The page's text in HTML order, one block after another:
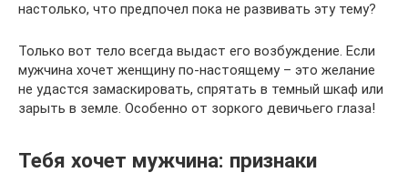
настолько, что предпочел пока не развивать эту тему?
Только вот тело всегда выдаст его возбуждение. Если
мужчина хочет женщину по-настоящему – это желание
не удастся замаскировать, спрятать в темный шкаф или
зарыть в земле. Особенно от зоркого девичьего глаза!
Тебя хочет мужчина: признаки